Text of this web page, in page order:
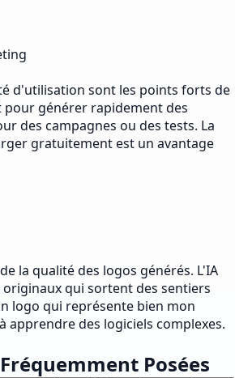
d'utilisation sont les points forts de
générer rapidement des
des campagnes ou des tests. La
gratuitement est un avantage
la qualité des logos générés. L'IA
qui sortent des sentiers
logo qui représente bien mon
apprendre des logiciels complexes.
Posées